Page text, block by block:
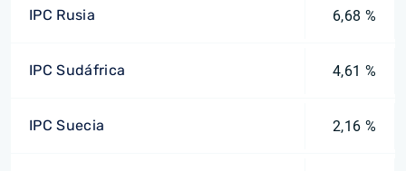
IPC Rusia 6,68 %
IPC Sudáfrica 4,61 %
IPC Suecia 2,16 %